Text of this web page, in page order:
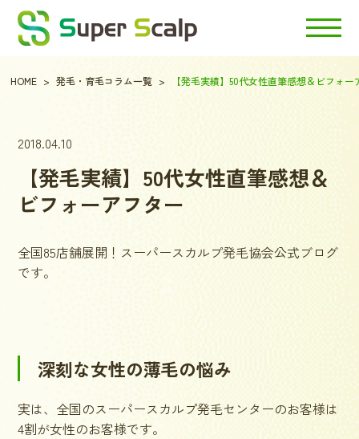
HOME 発毛・育毛コラム一覧 【発毛実績】50代女性直筆感想＆ビフォー
2018.04.10
【発毛実績】50代女性直筆感想＆
ビフォーアフター
全国85店舗展開！スーパースカルプ発毛協会公式ブログ
です。
深刻な女性の薄毛の悩み
実は、全国のスーパースカルプ発毛センターのお客様は
4割が女性のお客様です。